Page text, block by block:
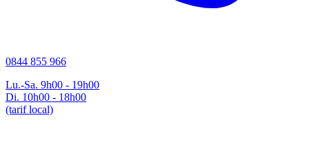
0844 855 966
Lu.-Sa. 9h00 - 19h00
Di. 10h00 - 18h00
(tarif local)